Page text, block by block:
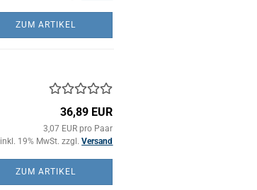
ZUM ARTIKEL
36,89 EUR
3,07 EUR pro Paar
inkl. 19% MwSt. zzgl.Versand
ZUM ARTIKEL